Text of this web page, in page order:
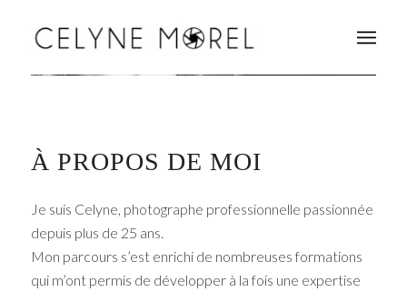
À PROPOS DE MOI
Je suis Celyne, photographe professionnelle passionnée
depuis plus de 25 ans.
Mon parcours s’est enrichi de nombreuses formations
qui m’ont permis de développer à la fois une expertise